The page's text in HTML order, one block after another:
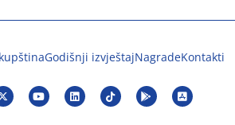
Godišnji izvještajNagradeKontakti